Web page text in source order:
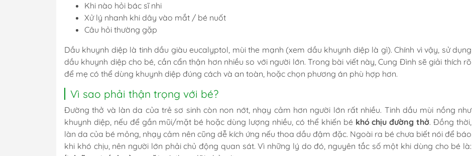
Khi nào hỏi bác sĩ nhi
Xử lý nhanh khi dây vào mắt / bé nuốt
Câu hỏi thường gặp
Dầu khuynh diệp là tinh dầu giàu eucalyptol, mùi the mạnh (xem dầu khuynh diệp là gì). Chính vì vậy, sử dụng
dầu khuynh diệp cho bé, cần cẩn thận hơn nhiều so với người lớn. Trong bài viết này, Cung Đình sẽ giải thích rõ
để mẹ có thể dùng khuynh diệp đúng cách và an toàn, hoặc chọn phương án phù hợp hơn.
Vì sao phải thận trọng với bé?
Đường thở và làn da của trẻ sơ sinh còn non nớt, nhạy cảm hơn người lớn rất nhiều. Tinh dầu mùi nồng như
khuynh diệp, nếu để gần mũi/mặt bé hoặc dùng lượng nhiều, có thể khiến bé khó chịu đường thở. Đồng thời,
làn da của bé mỏng, nhạy cảm nên cũng dễ kích ứng nếu thoa dầu đậm đặc. Ngoài ra bé chưa biết nói để báo
khi khó chịu, nên người lớn phải chủ động quan sát. Vì những lý do đó, nguyên tắc số một khi dùng cho bé là: